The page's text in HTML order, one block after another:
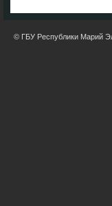
© ГБУ Республики Марий